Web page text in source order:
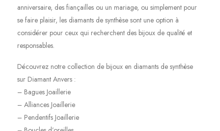
anniversaire, des fiançailles ou un mariage, ou simplement pour
se faire plaisir, les diamants de synthèse sont une option à
considérer pour ceux qui recherchent des bijoux de qualité et
responsables.
Découvrez notre collection de bijoux en diamants de synthèse
sur Diamant Anvers :
– Bagues Joaillerie
– Alliances Joaillerie
– Pendentifs Joaillerie